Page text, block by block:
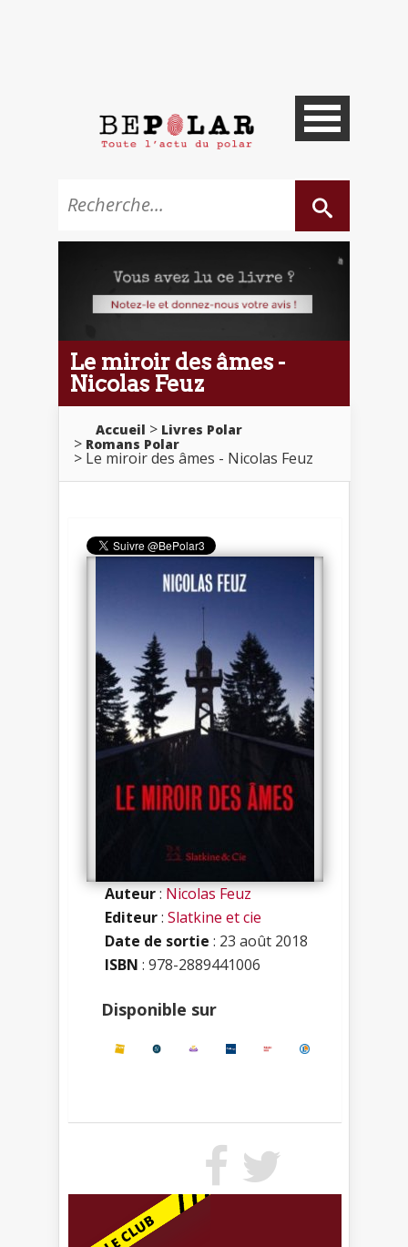
Le miroir des âmes -
Nicolas Feuz
Accueil
Livres Polar
Romans Polar
Le miroir des âmes - Nicolas Feuz
Auteur:Nicolas Feuz
Editeur: Slatkine et cie
Date de sortie : 23 août 2018
ISBN : 978-2889441006
Disponible sur